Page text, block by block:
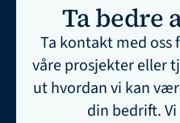
Ta bedre
Ta kontakt med oss
våre prosjekter eller
ut hvordan vi kan
din bedrift.